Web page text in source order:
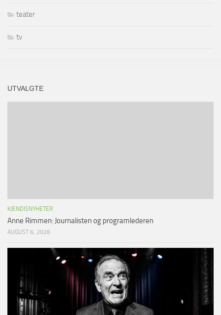
teater
tv
UTVALGTE
KJENDISNYHETER
Anne Rimmen: Journalisten og programlederen
AUGUST 6, 2026